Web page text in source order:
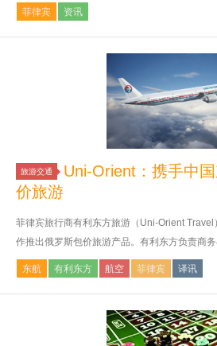
菲律宾 资讯
旅游交通
Uni-Orient：携手中
价旅游
菲律宾旅行商有利东方旅游（Uni-Orient
作推出俄罗斯包价旅游产品。有利东方负责商
东航 有利东方 航空 菲律宾 译讯